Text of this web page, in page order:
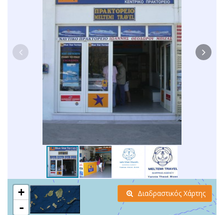
+
-
Διαδραστικός Χάρτης